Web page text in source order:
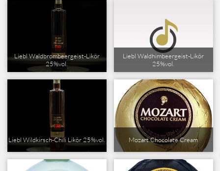
Liebl Waldbrombeergeist-Likör
25%vol.
Liebl Waldhimbeergeist-Likör
25%vol.
Liebl Wildkirsch-Chili Likör 25%vol. Mozart Chocolate Cream